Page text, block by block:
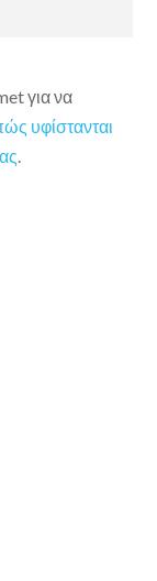
για να
υφίστανται
.